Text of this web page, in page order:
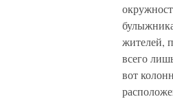
жителей,
всего
вот